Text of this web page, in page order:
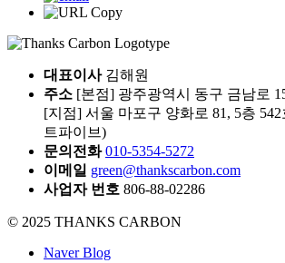
대표이사김해원
주소 [본점] 광주광역시 동구 금남로
[지점] 서울 마포구 양화로 81, 5층
트파이브)
문의전화 010-5354-5272
이메일 green@thankscarbon.com
사업자 번호 806-88-02286
© 2025 THANKS CARBON
Naver Blog